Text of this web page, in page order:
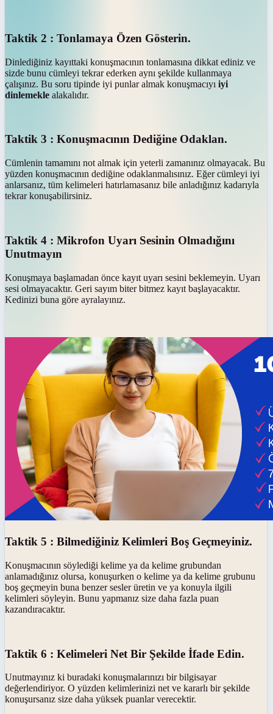
Taktik 2 : Tonlamaya Özen Gösterin.
Dinlediğiniz kayıttaki konuşmacının tonlamasına dikkat ediniz ve
sizde bunu cümleyi tekrar ederken aynı şekilde kullanmaya
çalışınız. Bu soru tipinde iyi punlar almak konuşmacıyı iyi
dinlemekle alakalıdır.
Taktik 3 : Konuşmacının Dediğine Odaklan.
Cümlenin tamamını not almak için yeterli zamanınız olmayacak. Bu
yüzden konuşmacının dediğine odaklanmalısınız. Eğer cümleyi iyi
anlarsanız, tüm kelimeleri hatırlamasanız bile anladığınız kadarıyla
tekrar konuşabilirsiniz.
Taktik 4 : Mikrofon Uyarı Sesinin Olmadığını
Unutmayın
Konuşmaya başlamadan önce kayıt uyarı sesini beklemeyin. Uyarı
sesi olmayacaktır. Geri sayım biter bitmez kayıt başlayacaktır.
Kedinizi buna göre ayralayınız.
Taktik 5 : Bilmediğiniz Kelimleri Boş Geçmeyiniz.
Konuşmacının söylediği kelime ya da kelime grubundan
anlamadığınız olursa, konuşurken o kelime ya da kelime grubunu
boş geçmeyin buna benzer sesler üretin ve ya konuyla ilgili
kelimleri söyleyin. Bunu yapmanız size daha fazla puan
kazandıracaktır.
Taktik 6 : Kelimeleri Net Bir Şekilde İfade Edin.
Unutmayınız ki buradaki konuşmalarınızı bir bilgisayar
değerlendiriyor. O yüzden kelimlerinizi net ve kararlı bir şekilde
konuşursanız size daha yüksek puanlar verecektir.